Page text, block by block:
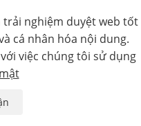
trải nghiệm duyệt web tốt
cá nhân hóa nội dung.
việc chúng tôi sử dụng